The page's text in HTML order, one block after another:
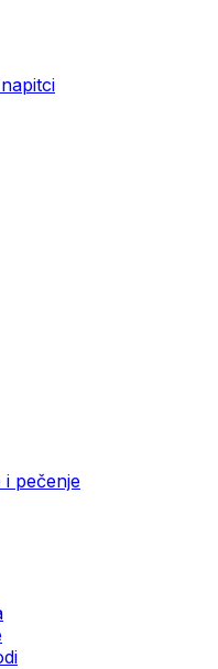
i pečenje